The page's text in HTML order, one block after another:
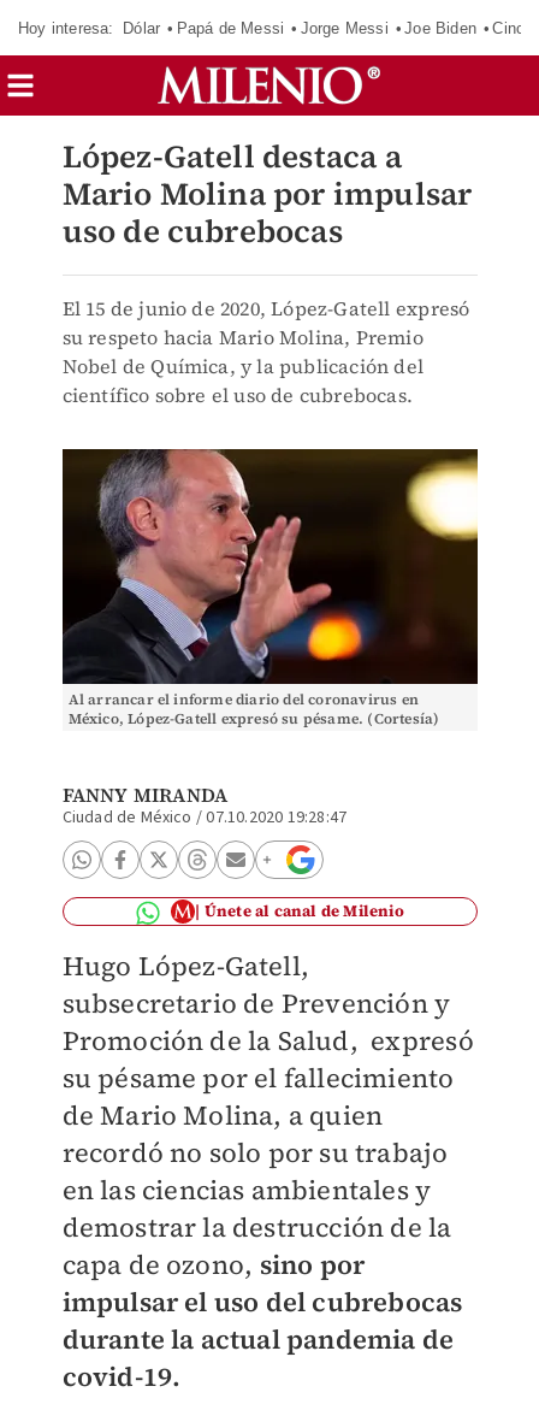
Hoy interesa: Dólar Papá de Messi Jorge Messi Joe Biden
López-Gatell destaca a
Mario Molina por impulsar
uso de cubrebocas
El 15 de junio de 2020, López-Gatell expresó
su respeto hacia Mario Molina, Premio
Nobel de Química, y la publicación del
científico sobre el uso de cubrebocas.
Al arrancar el informe diario del coronavirus en
México, López-Gatell expresó su pésame. (Cortesía)
FANNY MIRANDA
Ciudad de México /07.10.2020 19:28:47
Únete al canal de Milenio
Hugo López-Gatell,
subsecretario de Prevención y
Promoción de la Salud, expresó
su pésame por el fallecimiento
de Mario Molina, a quien
recordó no solo por su trabajo
en las ciencias ambientales y
demostrar la destrucción de la
capa de ozono, sino por
impulsar el uso del cubrebocas
durante la actual pandemia de
covid-19.